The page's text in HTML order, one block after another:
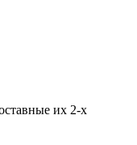
их 2-х